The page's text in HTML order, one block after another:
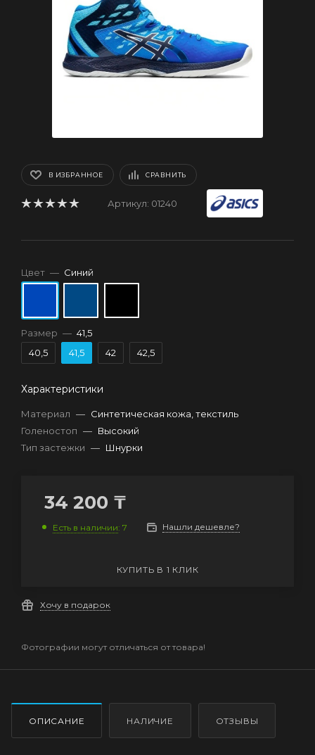
В ИЗБРАННОЕ СРАВНИТЬ
Артикул: 01240
Цвет — Синий
Размер — 41,5
40,5
41,5 42 42,5
Характеристики
Материал — Синтетическая кожа, текстиль
Голеностоп — Высокий
Тип застежки — Шнурки
34 200 ₸
Есть в наличии: 7 Нашли дешевле?
КУПИТЬ В 1 КЛИК
Хочу в подарок
Фотографии могут отличаться от товара!
ОПИСАНИЕ НАЛИЧИЕ ОТЗЫВЫ